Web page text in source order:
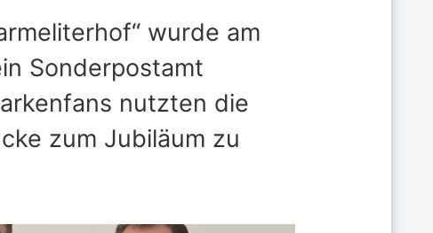
wurde am
Sonderpostamt
nutzten die
zum Jubiläum zu